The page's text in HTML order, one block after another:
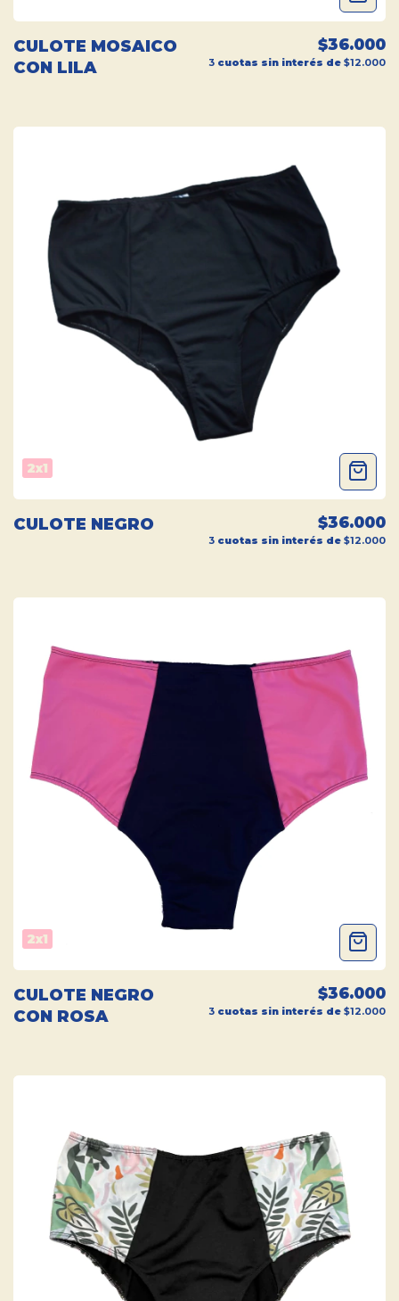
CULOTE MOSAICO
CON LILA
$36.000
3 cuotas sin interés de $12.000
2x1
CULOTE NEGRO $36.000
3 cuotas sin interés de $12.000
2x1
CULOTE NEGRO
CON ROSA
$36.000
3 cuotas sin interés de $12.000